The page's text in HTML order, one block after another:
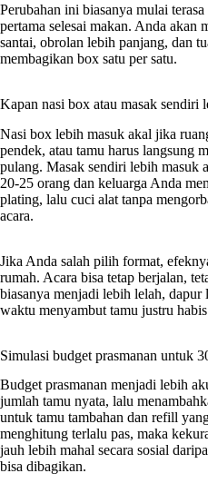
Perubahan ini biasanya mulai
pertama selesai makan. Anda akan
santai, obrolan lebih panjang, dan
membagikan box satu per satu.
Kapan nasi box atau masak sendiri
Nasi box lebih masuk akal jika
pendek, atau tamu harus langsung
pulang. Masak sendiri lebih masuk
20-25 orang dan keluarga Anda
plating, lalu cuci alat tanpa
acara.
Jika Anda salah pilih format,
rumah. Acara bisa tetap berjalan,
biasanya menjadi lebih lelah, dapur
waktu menyambut tamu justru
Simulasi budget prasmanan untuk
Budget prasmanan menjadi lebih
jumlah tamu nyata, lalu
untuk tamu tambahan dan refill
menghitung terlalu pas, maka
jauh lebih mahal secara sosial
bisa dibagikan.